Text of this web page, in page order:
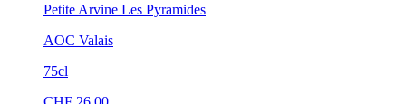
Petite Arvine Les Pyramides
AOC Valais
75cl